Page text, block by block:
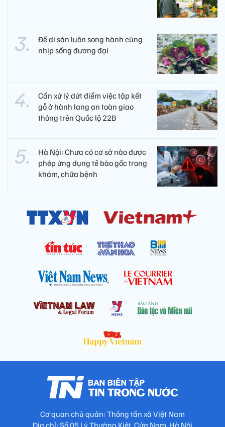
Để di sản luôn song hành cùng
nhịp sống đương đại
Cần xử lý dứt điểm việc tập kết
gỗ ở hành lang an toàn giao
thông trên Quốc lộ 22B
Hà Nội: Chưa có cơ sở nào được
phép ứng dụng tế bào gốc trong
khám, chữa bệnh
Cơ quan chủ quản: Thông tấn xã Việt Nam